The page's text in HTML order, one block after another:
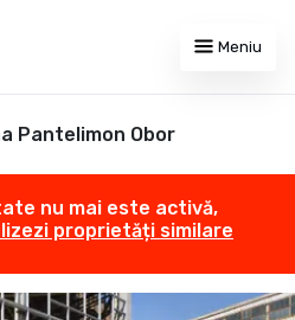
Meniu
Pantelimon Obor
nu mai este activă,
proprietăți similare